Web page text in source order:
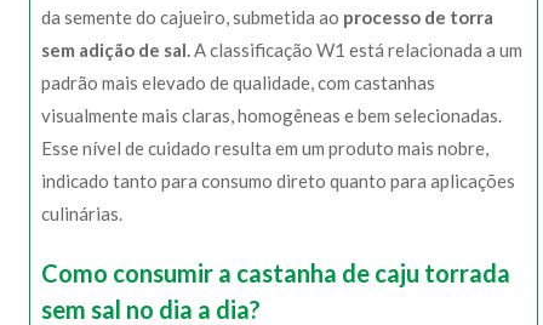
da semente do cajueiro, submetida ao processo de torra
sem adição de sal. A classificação W1 está relacionada a um
padrão mais elevado de qualidade, com castanhas
visualmente mais claras, homogêneas e bem selecionadas.
Esse nível de cuidado resulta em um produto mais nobre,
indicado tanto para consumo direto quanto para aplicações
culinárias.
Como consumir a castanha de caju torrada
sem sal no dia a dia?